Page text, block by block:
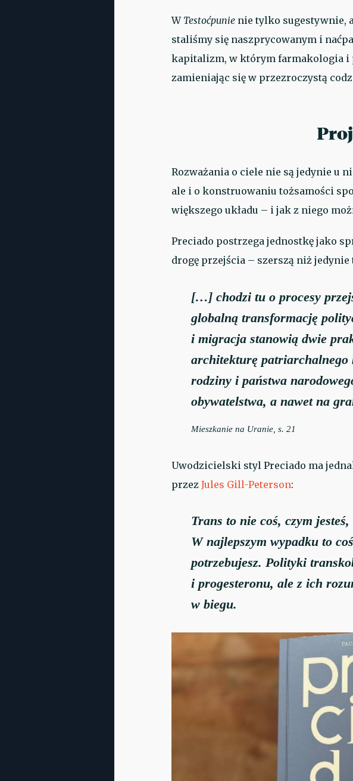
W Testoćpunie nie tylko sugestywnie,
staliśmy się naszprycowanym i
kapitalizm, w którym farmakologia i
zamieniając się w przezroczystą
Rozważania o ciele nie są jedynie u
ale i o konstruowaniu tożsamości
większego układu – i jak z niego
Preciado postrzega jednostkę jako
drogę przejścia – szerszą niż jedynie
[…] chodzi tu o procesy
globalną transformację
i migracja stanowią dwie
architekturę
rodziny i państwa
obywatelstwa, a nawet na
Mieszkanie na Uranie , s. 21
Uwodzicielski styl Preciado ma
przez Jules Gill-Peterson:
Trans to nie coś, czym
W najlepszym wypadku to
potrzebujesz. Polityki
i progesteronu, ale z ich
w biegu.